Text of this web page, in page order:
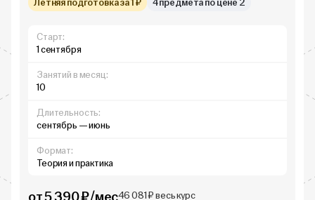
Летняя подготовка за 1 ₽ 4 предмета по цене 2
Старт:
1 сентября
Занятий в месяц:
10
Длительность:
сентябрь — июнь
Формат:
Теория и практика
46 081 ₽ весь курс